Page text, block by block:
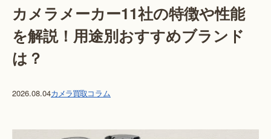
カメラメーカー11社の特徴や性能
を解説！用途別おすすめブランド
は？
2026.08.04カメラ買取コラム